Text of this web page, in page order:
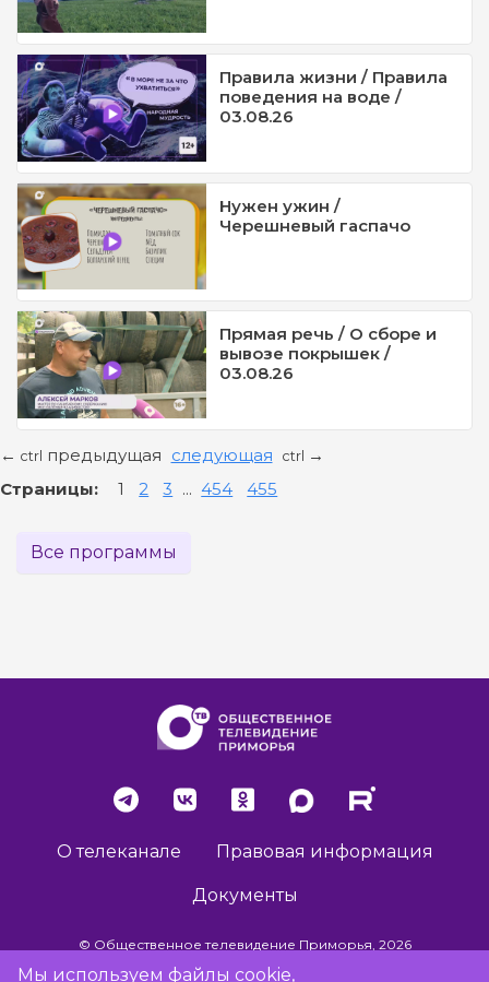
Правила жизни / Правила
поведения на воде /
03.08.26
Нужен ужин /
Черешневый гаспачо
Прямая речь / О сборе и
вывозе покрышек /
03.08.26
← ctrl предыдущая следующая ctrl →
Страницы: 1 2 3 ... 454 455
Все программы
О телеканале Правовая информация
Документы
© Общественное телевидение Приморья, 2026
Мы используем файлы cookie,